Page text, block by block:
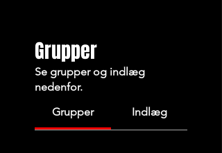
Grupper
Se grupper og indlæg
nedenfor.
Grupper
Indlæg